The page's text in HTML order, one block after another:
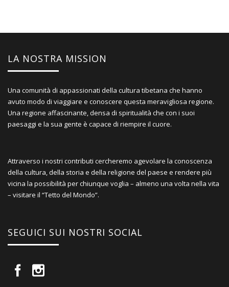
LA NOSTRA MISSION
Una comunità di appassionati della cultura tibetana che hanno
avuto modo di viaggiare e conoscere questa meravigliosa regione.
Una regione affascinante, densa di spiritualità che con i suoi
paesaggi e la sua gente è capace di riempire il cuore.
Attraverso i nostri contributi cercheremo agevolare la conoscenza
della cultura, della storia e della religione del paese e rendere più
vicina la possibilità per chiunque voglia – almeno una volta nella vita
– visitare il “Tetto del Mondo”.
SEGUICI SUI NOSTRI SOCIAL